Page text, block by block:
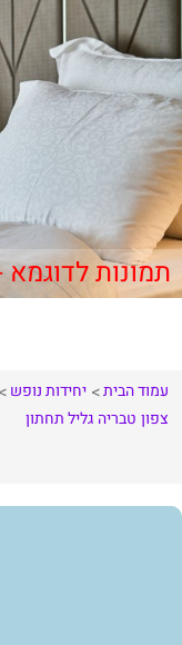
תמונות
עמוד הבית יחידות נופש
צפון טבריה גליל תחתון